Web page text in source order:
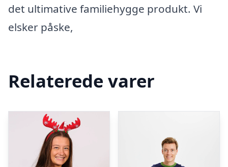
det ultimative familiehygge produkt. Vi
elsker påske,
Relaterede varer